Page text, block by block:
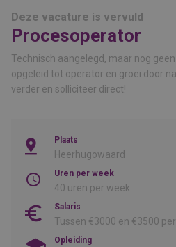
Deze vacature is vervuld
Procesoperator
Technisch aangelegd, maar nog
opgeleid tot operator en groei door
verder en solliciteer direct!
Plaats
Heerhugowaard
Uren per week
40 uren per week
Salaris
Tussen €3000 en €3500
Opleiding